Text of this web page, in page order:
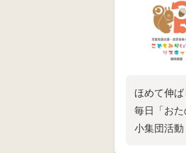
ほめて伸ば
毎日「お
小集団活動